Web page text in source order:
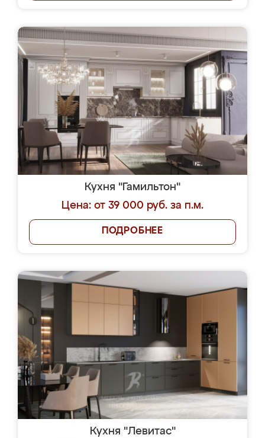
Кухня "Гамильтон"
Цена: от 39 000 руб. за п.м.
ПОДРОБНЕЕ
Кухня "Левитас"